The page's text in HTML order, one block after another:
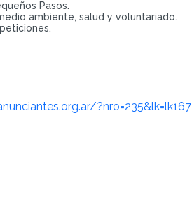
Pasos.
ambiente, salud y voluntariado.
?nro=235&lk=lk167